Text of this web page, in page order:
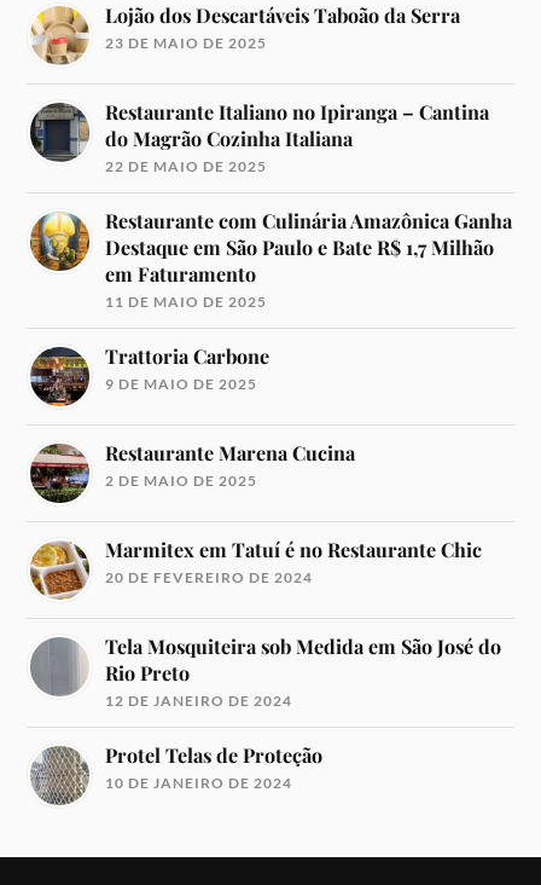
Lojão dos Descartáveis Taboão da Serra
23 DE MAIO DE 2025
Restaurante Italiano no Ipiranga – Cantina
do Magrão Cozinha Italiana
22 DE MAIO DE 2025
Restaurante com Culinária Amazônica Ganha
Destaque em São Paulo e Bate R$ 1,7 Milhão
em Faturamento
11 DE MAIO DE 2025
Trattoria Carbone
9 DE MAIO DE 2025
Restaurante Marena Cucina
2 DE MAIO DE 2025
Marmitex em Tatuí é no Restaurante Chic
20 DE FEVEREIRO DE 2024
Tela Mosquiteira sob Medida em São José do
Rio Preto
12 DE JANEIRO DE 2024
Protel Telas de Proteção
10 DE JANEIRO DE 2024